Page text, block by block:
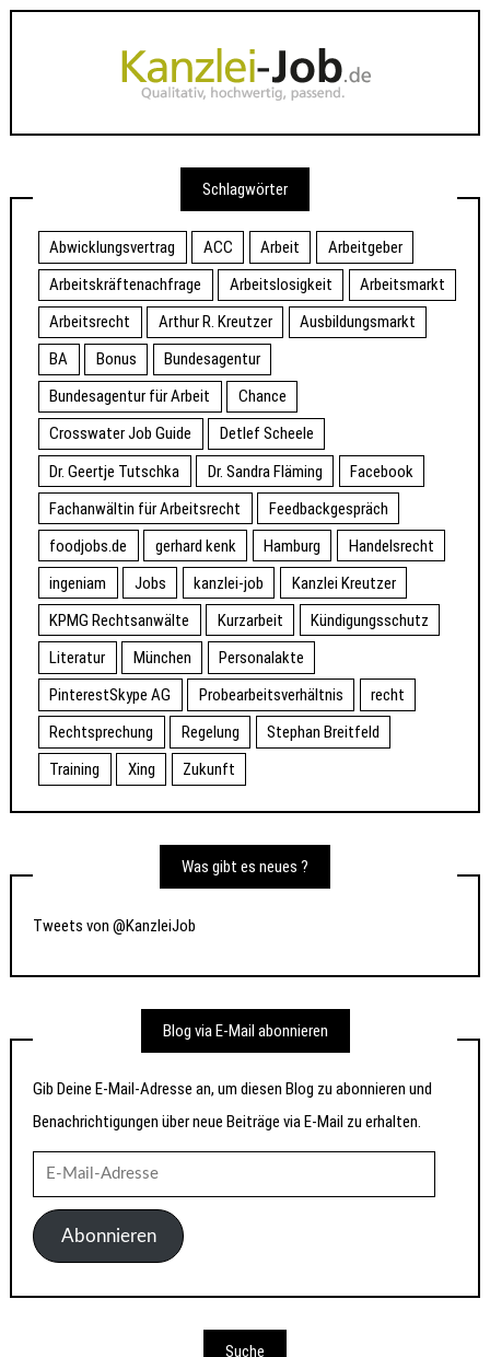
Schlagwörter
Abwicklungsvertrag ACC Arbeit
Arbeitgeber
Arbeitskräftenachfrage
Arbeitslosigkeit
Arbeitsmarkt
Arbeitsrecht
Arthur R. Kreutzer
Ausbildungsmarkt
BA
Bonus
Bundesagentur
Bundesagentur für Arbeit
Chance
Crosswater Job Guide
Detlef Scheele
Dr. Geertje Tutschka
Dr. Sandra Fläming
Facebook
Fachanwältin für Arbeitsrecht
Feedbackgespräch
foodjobs.de
gerhard kenk Hamburg
Handelsrecht
ingeniam
Jobs kanzlei-job
Kanzlei Kreutzer
KPMG Rechtsanwälte
Kurzarbeit
Kündigungsschutz
Literatur
München
Personalakte
PinterestSkype AG
Probearbeitsverhältnis
recht
Rechtsprechung
Regelung
Stephan Breitfeld
Training
Xing Zukunft
Was gibt es neues ?
Tweets von @KanzleiJob
Blog via E-Mail abonnieren
Gib Deine E-Mail-Adresse an, um diesen Blog zu abonnieren und
Benachrichtigungen über neue Beiträge via E-Mail zu erhalten.
Mail-
AdresseAbonnieren
Suche